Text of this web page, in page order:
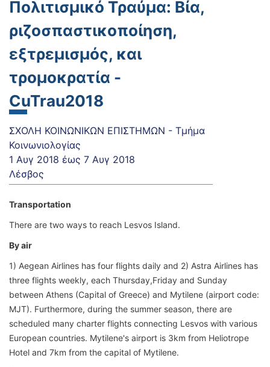
Πολιτισμικό Τραύμα: Βία,
ριζοσπαστικοποίηση,
εξτρεμισμός, και
τρομοκρατία -
CuTrau2018
ΣΧΟΛΗ ΚΟΙΝΩΝΙΚΩΝ ΕΠΙΣΤΗΜΩΝ - Τμήμα
Κοινωνιολογίας
1 Αυγ 2018 έως 7 Αυγ 2018
Λέσβος
Transportation
There are two ways to reach Lesvos Island.
By air
1) Aegean Airlines has four flights daily and 2) Astra Airlines has
three flights weekly, each Thursday,Friday and Sunday
between Athens (Capital of Greece) and Mytilene (airport code:
MJT). Furthermore, during the summer season, there are
scheduled many charter flights connecting Lesvos with various
European countries. Mytilene's airport is 3km from Heliotrope
Hotel and 7km from the capital of Mytilene.